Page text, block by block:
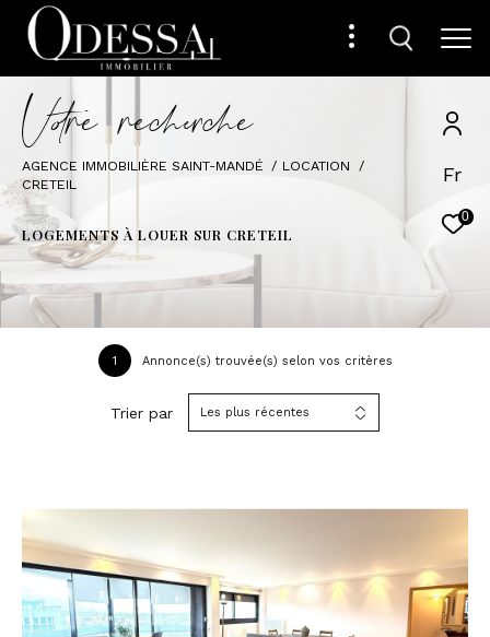
Fr
0
Vore recece
AGENCE IMMOBILIÈRE SAINT-MANDÉ
LOCATION
CRETEIL
LOGEMENTS À LOUER SUR CRETEIL
1 Annonce(s) trouvée(s) selon vos critères
Trier par Les plus récentes